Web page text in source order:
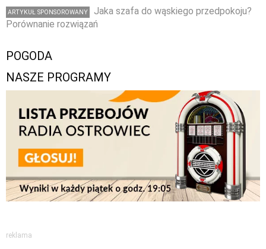
ARTYKUŁ SPONSOROWANY
Jaka szafa do wąskiego przedpokoju?
Porównanie rozwiązań
POGODA
NASZE PROGRAMY
reklama